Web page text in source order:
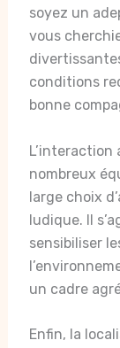
soyez un
vous
conditions
bonne
L’interaction
nombreux
large choix
ludique. Il
sensibiliser
un cadre
Enfin, la